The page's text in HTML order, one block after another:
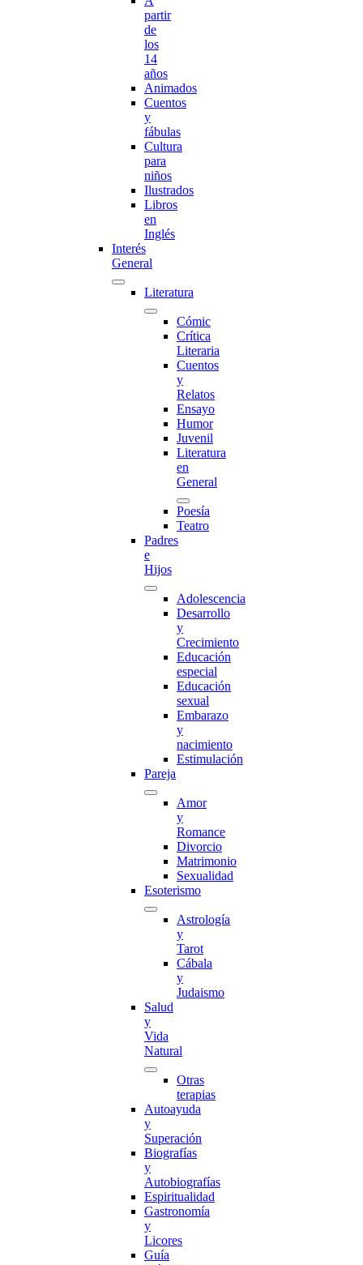
partir
de
los
14
años
Animados
Cuentos
y
fábulas
Cultura
para
niños
Ilustrados
Libros
en
Inglés
Interés
General
Literatura
Cómic
Crítica
Literaria
Cuentos
y
Relatos
Ensayo
Humor
Juvenil
Literatura
en
General
Poesía
Teatro
Padres
e
Hijos
Adolescencia
Desarrollo
y
Crecimiento
Educación
especial
Educación
sexual
Embarazo
y
nacimiento
Estimulación
Pareja
Amor
y
Romance
Divorcio
Matrimonio
Sexualidad
Esoterismo
Astrología
y
Tarot
Cábala
y
Judaismo
Salud
y
Vida
Natural
Otras
terapias
Autoayuda
y
Superación
Biografías
y
Autobiografías
Espiritualidad
Gastronomía
y
Licores
Guía